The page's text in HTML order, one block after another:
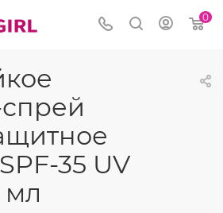
0
35 UV
мл